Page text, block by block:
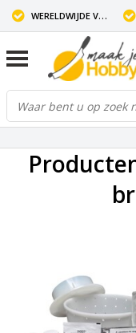
WERELDWIJDE VERZENDING